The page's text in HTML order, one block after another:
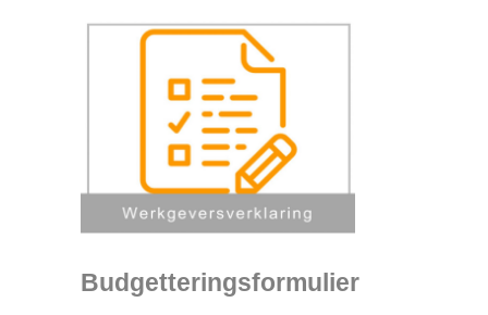
Budgetteringsformulier